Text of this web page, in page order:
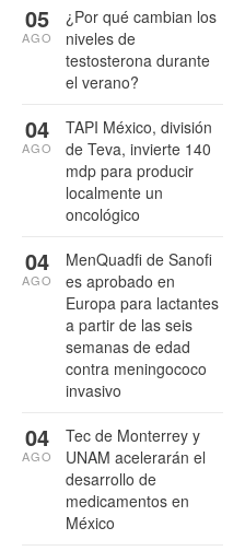
¿Por qué cambian los
niveles de
testosterona durante
el verano?
05
AGO
TAPI México, división
de Teva, invierte 140
mdp para producir
localmente un
oncológico
04
AGO
MenQuadfi de Sanofi
es aprobado en
Europa para lactantes
a partir de las seis
semanas de edad
contra meningococo
invasivo
04
AGO
Tec de Monterrey y
UNAM acelerarán el
desarrollo de
medicamentos en
México
04
AGO